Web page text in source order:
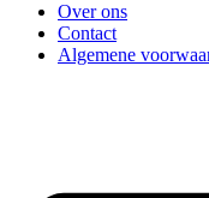
Over ons
Contact
Algemene